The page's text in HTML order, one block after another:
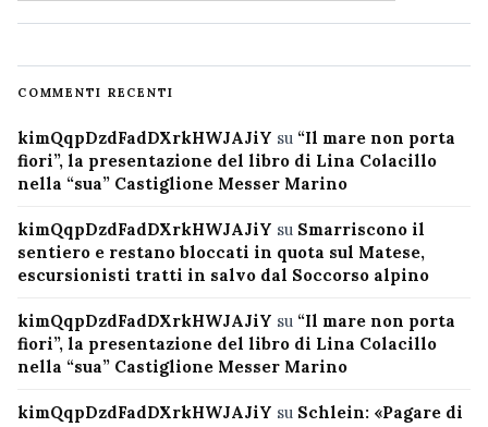
COMMENTI RECENTI
kimQqpDzdFadDXrkHWJAJiY su “Il mare non porta
fiori”, la presentazione del libro di Lina Colacillo
nella “sua” Castiglione Messer Marino
kimQqpDzdFadDXrkHWJAJiY su Smarriscono il
sentiero e restano bloccati in quota sul Matese,
escursionisti tratti in salvo dal Soccorso alpino
kimQqpDzdFadDXrkHWJAJiY su “Il mare non porta
fiori”, la presentazione del libro di Lina Colacillo
nella “sua” Castiglione Messer Marino
kimQqpDzdFadDXrkHWJAJiY su Schlein: «Pagare di